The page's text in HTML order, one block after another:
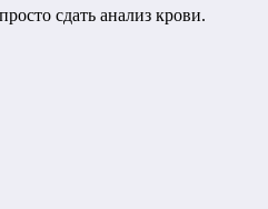
сдать анализ крови.